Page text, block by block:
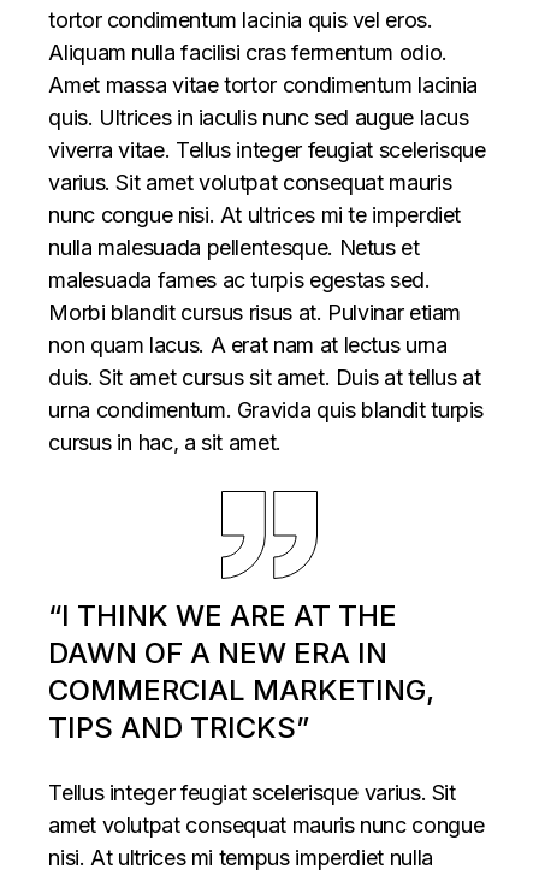
tortor condimentum lacinia quis vel eros.
Aliquam nulla facilisi cras fermentum odio.
Amet massa vitae tortor condimentum lacinia
quis. Ultrices in iaculis nunc sed augue lacus
viverra vitae. Tellus integer feugiat scelerisque
varius. Sit amet volutpat consequat mauris
nunc congue nisi. At ultrices mi te imperdiet
nulla malesuada pellentesque. Netus et
malesuada fames ac turpis egestas sed.
Morbi blandit cursus risus at. Pulvinar etiam
non quam lacus. A erat nam at lectus urna
duis. Sit amet cursus sit amet. Duis at tellus at
urna condimentum. Gravida quis blandit turpis
cursus in hac, a sit amet.
“I THINK WE ARE AT THE
DAWN OF A NEW ERA IN
COMMERCIAL MARKETING,
TIPS AND TRICKS”
Tellus integer feugiat scelerisque varius. Sit
amet volutpat consequat mauris nunc congue
nisi. At ultrices mi tempus imperdiet nulla